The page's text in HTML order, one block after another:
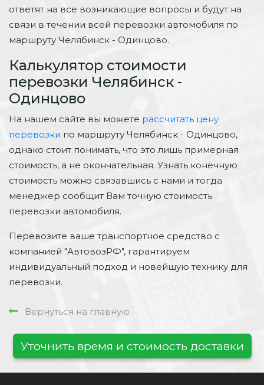
ответят на все возникающие вопросы и будут на
связи в течении всей перевозки автомобиля по
маршруту Челябинск - Одинцово.
Калькулятор стоимости
перевозки Челябинск -
Одинцово
На нашем сайте вы можете рассчитать цену
перевозки по маршруту Челябинск - Одинцово,
однако стоит понимать, что это лишь примерная
стоимость, а не окончательная. Узнать конечную
стоимость можно связавшись с нами и тогда
менеджер сообщит Вам точную стоимость
перевозки автомобиля.
Перевозите ваше транспортное средство с
компанией "АвтовозРФ", гарантируем
индивидуальный подход и новейшую технику для
перевозки.
Вернуться на главную
Уточнить время и стоимость доставки